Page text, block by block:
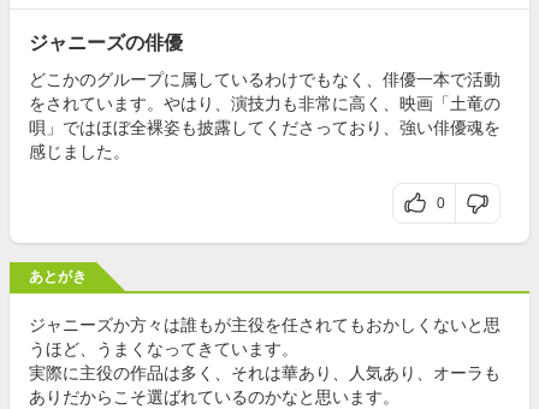
ジャニーズの俳優
どこかのグループに属しているわけでもなく、俳優一本で活動
をされています。やはり、演技力も非常に高く、映画「土竜の
唄」ではほぼ全裸姿も披露してくださっており、強い俳優魂を
感じました。
0
あとがき
ジャニーズか方々は誰もが主役を任されてもおかしくないと思
うほど、うまくなってきています。
実際に主役の作品は多く、それは華あり、人気あり、オーラも
ありだからこそ選ばれているのかなと思います。